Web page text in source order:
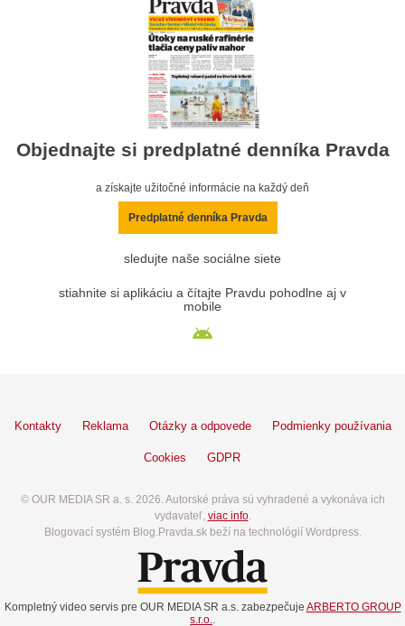
Objednajte si predplatné denníka Pravda
a získajte užitočné informácie na každý deň
Predplatné denníka Pravda
sledujte naše sociálne siete
stiahnite si aplikáciu a čítajte Pravdu pohodlne aj v
mobile
Kontakty Reklama Otázky a odpovede Podmienky používania
Cookies GDPR
© OUR MEDIA SR a. s. 2026. Autorské práva sú vyhradené a vykonáva ich
vydavateľ, viac info.
Blogovací systém Blog.Pravda.sk beží na technológií Wordpress.
Kompletný video servis pre OUR MEDIA SR a.s. zabezpečuje ARBERTO GROUP
s.r.o.